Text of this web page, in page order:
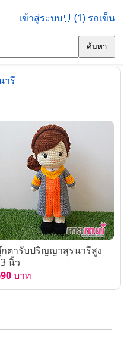
เข้าสู่ระบบ🛒 (1) รถเข็น
ค้นหา
ารี
ตารับปริญญาสุรนารีสูง
นิ้ว
บาท